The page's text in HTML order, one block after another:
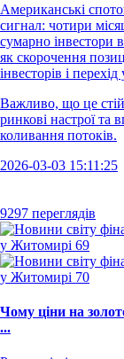
Американські
сигнал: чотири
сумарно інвестори
як скорочення
інвесторів і
Важливо, що це
ринкові настрої та
коливання потоків.
2026-03-03 15:11:25
9297 переглядів
Чому ціни на
...